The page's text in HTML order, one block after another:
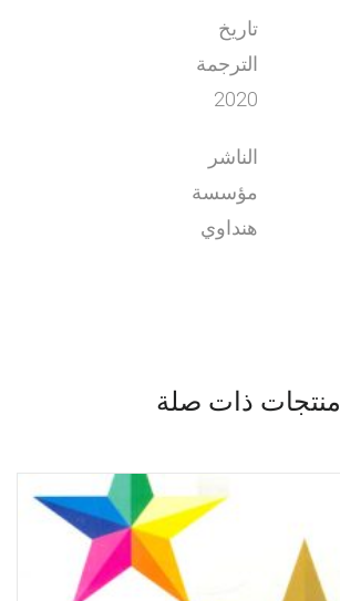
تاريخ
الترجمة
2020
الناشر
مؤسسة
هنداوي
منتجات ذات صلة